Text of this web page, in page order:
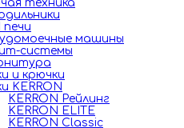
техника
машины
системы
и крючки
KERRON
KERRON Рейлинг
KERRON ELITE
KERRON Classic